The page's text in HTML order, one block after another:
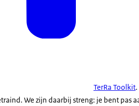
TerRa Toolkit
We zijn daarbij streng: je bent pas